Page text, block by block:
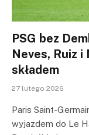
PSG bez
Neves, Ruiz i
składem
27 lutego 2026
Paris Saint-
wyjazdem do Le